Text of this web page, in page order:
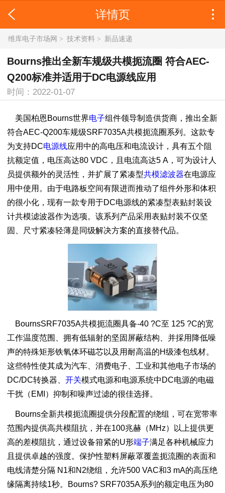
详情页
维库电子市场网 > 技术资料 > 新品速递
Bourns推出全新车规级共模扼流圈 符合AEC-
Q200标准并适用于DC电源线应用
时间：2022-01-07
美国柏恩Bourns世界电子组件领导制造供货商，推出全新
符合AEC-Q200车规级SRF7035A共模扼流圈系列。这款专
为支持DC电源线应用中的高电压和电流设计，具有五个阻
抗额定值，电压高达80 VDC，且电流高达5 A，可为设计人
员提供额外的灵活性，并扩展了紧凑型共模滤波器在电源应
用中使用。由于电路板空间有限进而推动了组件外形和体积
的很小化，现有一款专用于DC电源线的紧凑型表贴封装设
计共模滤波器作为选项。该系列产品采用表贴封装不仅坚
固、尺寸紧凑轻薄是同级解决方案的直接替代品。
BournsSRF7035A共模扼流圈具备-40 ?C至 125 ?C的宽
工作温度范围、拥有低辐射的坚固屏蔽结构、并採用降低噪
声的特殊矩形铁氧体环磁芯以及用耐高温的H级漆包线材。
这些特性使其成为汽车、消费电子、工业和其他电子市场的
DC/DC转换器、 开关模式电源和电源系统中DC电源的电磁
干扰（EMI）抑制和噪声过滤的很佳选择。
Bourns全新共模扼流圈提供分段配置的绕组，可在宽带率
范围内提供高共模阻抗，并在100兆赫（MHz）以上提供更
高的差模阻抗，通过设备箝紧的U形端子满足各种机械应力
且提供卓越的强度。保护性塑料屏蔽罩覆盖扼流圈的表面和
电线清楚分隔 N1和N2绕组，允许500 VAC和3 mA的高压绝
缘隔离持续1秒。Bourns? SRF7035A系列的额定电压为80